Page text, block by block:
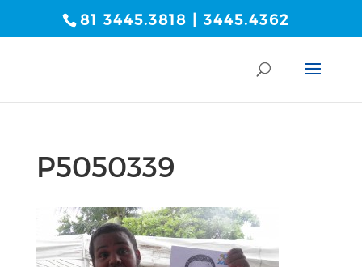
81 3445.3818 | 3445.4362
P5050339